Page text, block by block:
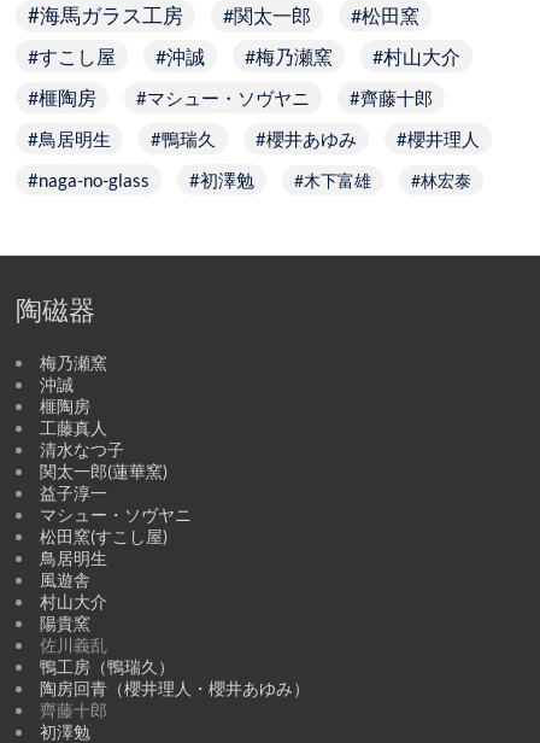
海馬ガラス工房 関太一郎
松田窯
すこし屋
沖誠 梅乃瀬窯 村山大介
榧陶房 マシュー・ソヴヤニ
齊藤十郎
鳥居明生
鴨瑞久 櫻井あゆみ
櫻井理人
naga-no-glass
初澤勉 木下富雄 林宏泰
陶磁器
梅乃瀬窯
沖誠
榧陶房
工藤真人
清水なつ子
関太一郎(蓮華窯)
益子淳一
マシュー・ソヴヤニ
松田窯(すこし屋)
鳥居明生
風遊舎
村山大介
陽貴窯
佐川義乱
鴨工房（鴨瑞久）
陶房回青（櫻井理人・櫻井あゆみ）
齊藤十郎
初澤勉